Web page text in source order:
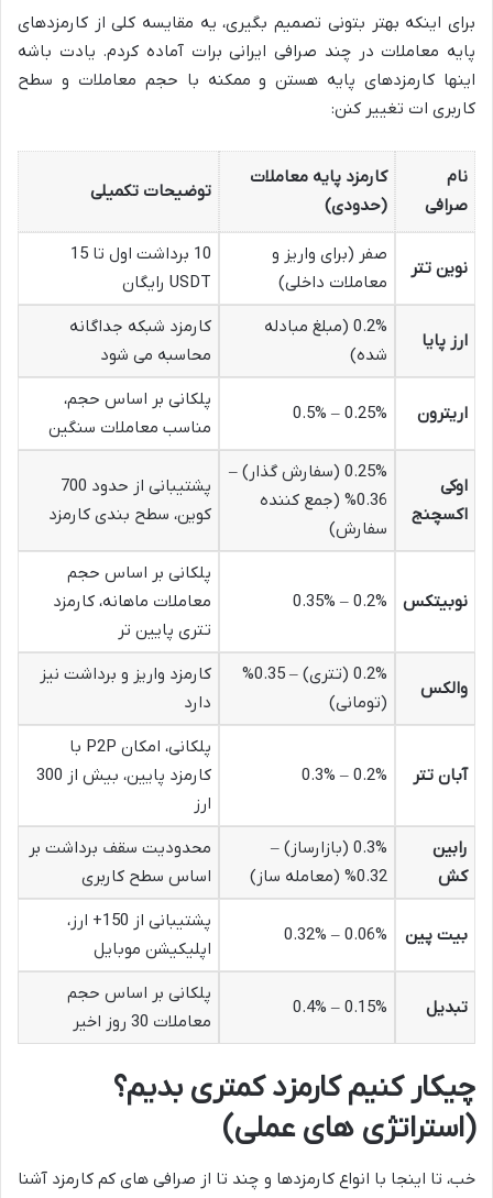
برای اینکه بهتر بتونی تصمیم بگیری، یه مقایسه کلی از کارمزدهای
پایه معاملات در چند صرافی ایرانی برات آماده کردم. یادت باشه
اینها کارمزدهای پایه هستن و ممکنه با حجم معاملات و سطح
کاربری ات تغییر کنن:
نام
صرافی
کارمزد پایه معاملات
(حدودی)
توضیحات تکمیلی
نوین تتر
صفر (برای واریز و
معاملات داخلی)
10 برداشت اول تا 15
USDT رایگان
ارز پایا
0.2% (مبلغ مبادله
شده)
کارمزد شبکه جداگانه
محاسبه می شود
اریترون 0.25% – 0.5%
پلکانی بر اساس حجم،
مناسب معاملات سنگین
اوکی
اکسچنج
0.25% (سفارش گذار) –
0.36% (جمع کننده
سفارش)
پشتیبانی از حدود 700
کوین، سطح بندی کارمزد
نوبیتکس 0.2% – 0.35%
پلکانی بر اساس حجم
معاملات ماهانه، کارمزد
تتری پایین تر
والکس
0.2% (تتری) – 0.35%
(تومانی)
کارمزد واریز و برداشت نیز
دارد
آبان تتر 0.2% – 0.3%
پلکانی، امکان P2P با
کارمزد پایین، بیش از 300
ارز
رابین
کش
0.3% (بازارساز) –
0.32% (معامله ساز)
محدودیت سقف برداشت بر
اساس سطح کاربری
بیت پین 0.06% – 0.32%
پشتیبانی از 150+ ارز،
اپلیکیشن موبایل
تبدیل 0.15% – 0.4%
پلکانی بر اساس حجم
معاملات 30 روز اخیر
چیکار کنیم کارمزد کمتری بدیم؟
(استراتژی های عملی)
خب، تا اینجا با انواع کارمزدها و چند تا از صرافی های کم کارمزد آشنا